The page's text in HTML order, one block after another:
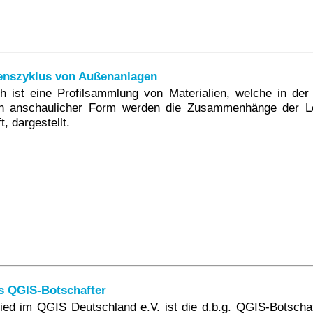
von Außenanlagen
ist eine Profilsammlung von Materialien, welche in der
anschaulicher Form werden die Zusammenhänge der
dargestellt.
QGIS-Botschafter
im QGIS Deutschland e.V. ist die d.b.g. QGIS-